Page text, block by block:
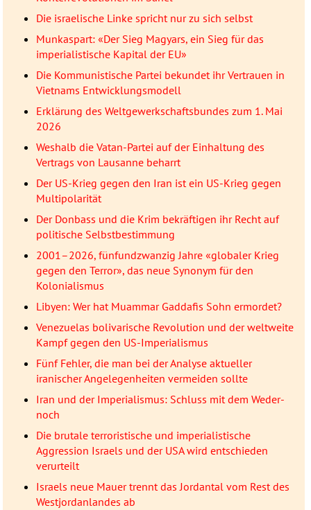
Die israelische Linke spricht nur zu sich selbst
Munkaspart: «Der Sieg Magyars, ein Sieg für das
imperialistische Kapital der EU»
Die Kommunistische Partei bekundet ihr Vertrauen in
Vietnams Entwicklungsmodell
Erklärung des Weltgewerkschaftsbundes zum 1. Mai
2026
Weshalb die Vatan-Partei auf der Einhaltung des
Vertrags von Lausanne beharrt
Der US-Krieg gegen den Iran ist ein US-Krieg gegen
Multipolarität
Der Donbass und die Krim bekräftigen ihr Recht auf
politische Selbstbestimmung
2001–2026, fünfundzwanzig Jahre «globaler Krieg
gegen den Terror», das neue Synonym für den
Kolonialismus
Libyen: Wer hat Muammar Gaddafis Sohn ermordet?
Venezuelas bolivarische Revolution und der weltweite
Kampf gegen den US-Imperialismus
Fünf Fehler, die man bei der Analyse aktueller
iranischer Angelegenheiten vermeiden sollte
Iran und der Imperialismus: Schluss mit dem Weder-
noch
Die brutale terroristische und imperialistische
Aggression Israels und der USA wird entschieden
verurteilt
Israels neue Mauer trennt das Jordantal vom Rest des
Westjordanlandes ab